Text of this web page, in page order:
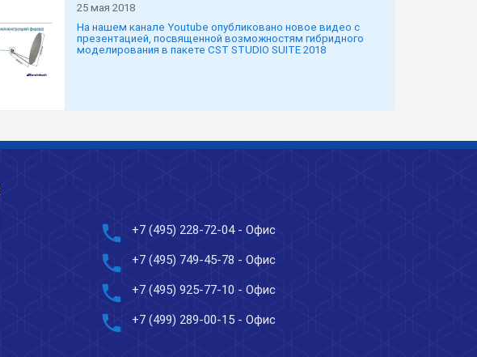
25 мая 2018
На нашем канале Youtube опубликовано новое видео с
презентацией, посвященной возможностям гибридного
моделирования в пакете CST STUDIO SUITE 2018
phone +7 (495) 228-72-04- Офис
phone +7 (495) 749-45-78 - Офис
phone +7 (495) 925-77-10 - Офис
phone +7 (499) 289-00-15 - Офис